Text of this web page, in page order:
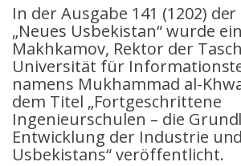
In der Ausgabe 141 (1202)
„Neues Usbekistan“ wurde
Makhkamov, Rektor der
Universität für
namens Mukhammad al-
dem Titel „Fortgeschrittene
Ingenieurschulen – die
Entwicklung der Industrie
Usbekistans“ veröffentlicht.